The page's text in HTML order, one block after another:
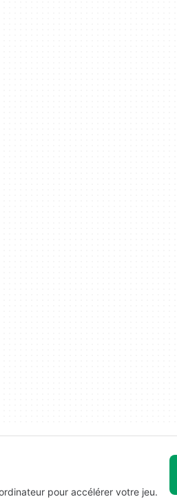
pour accélérer votre jeu.